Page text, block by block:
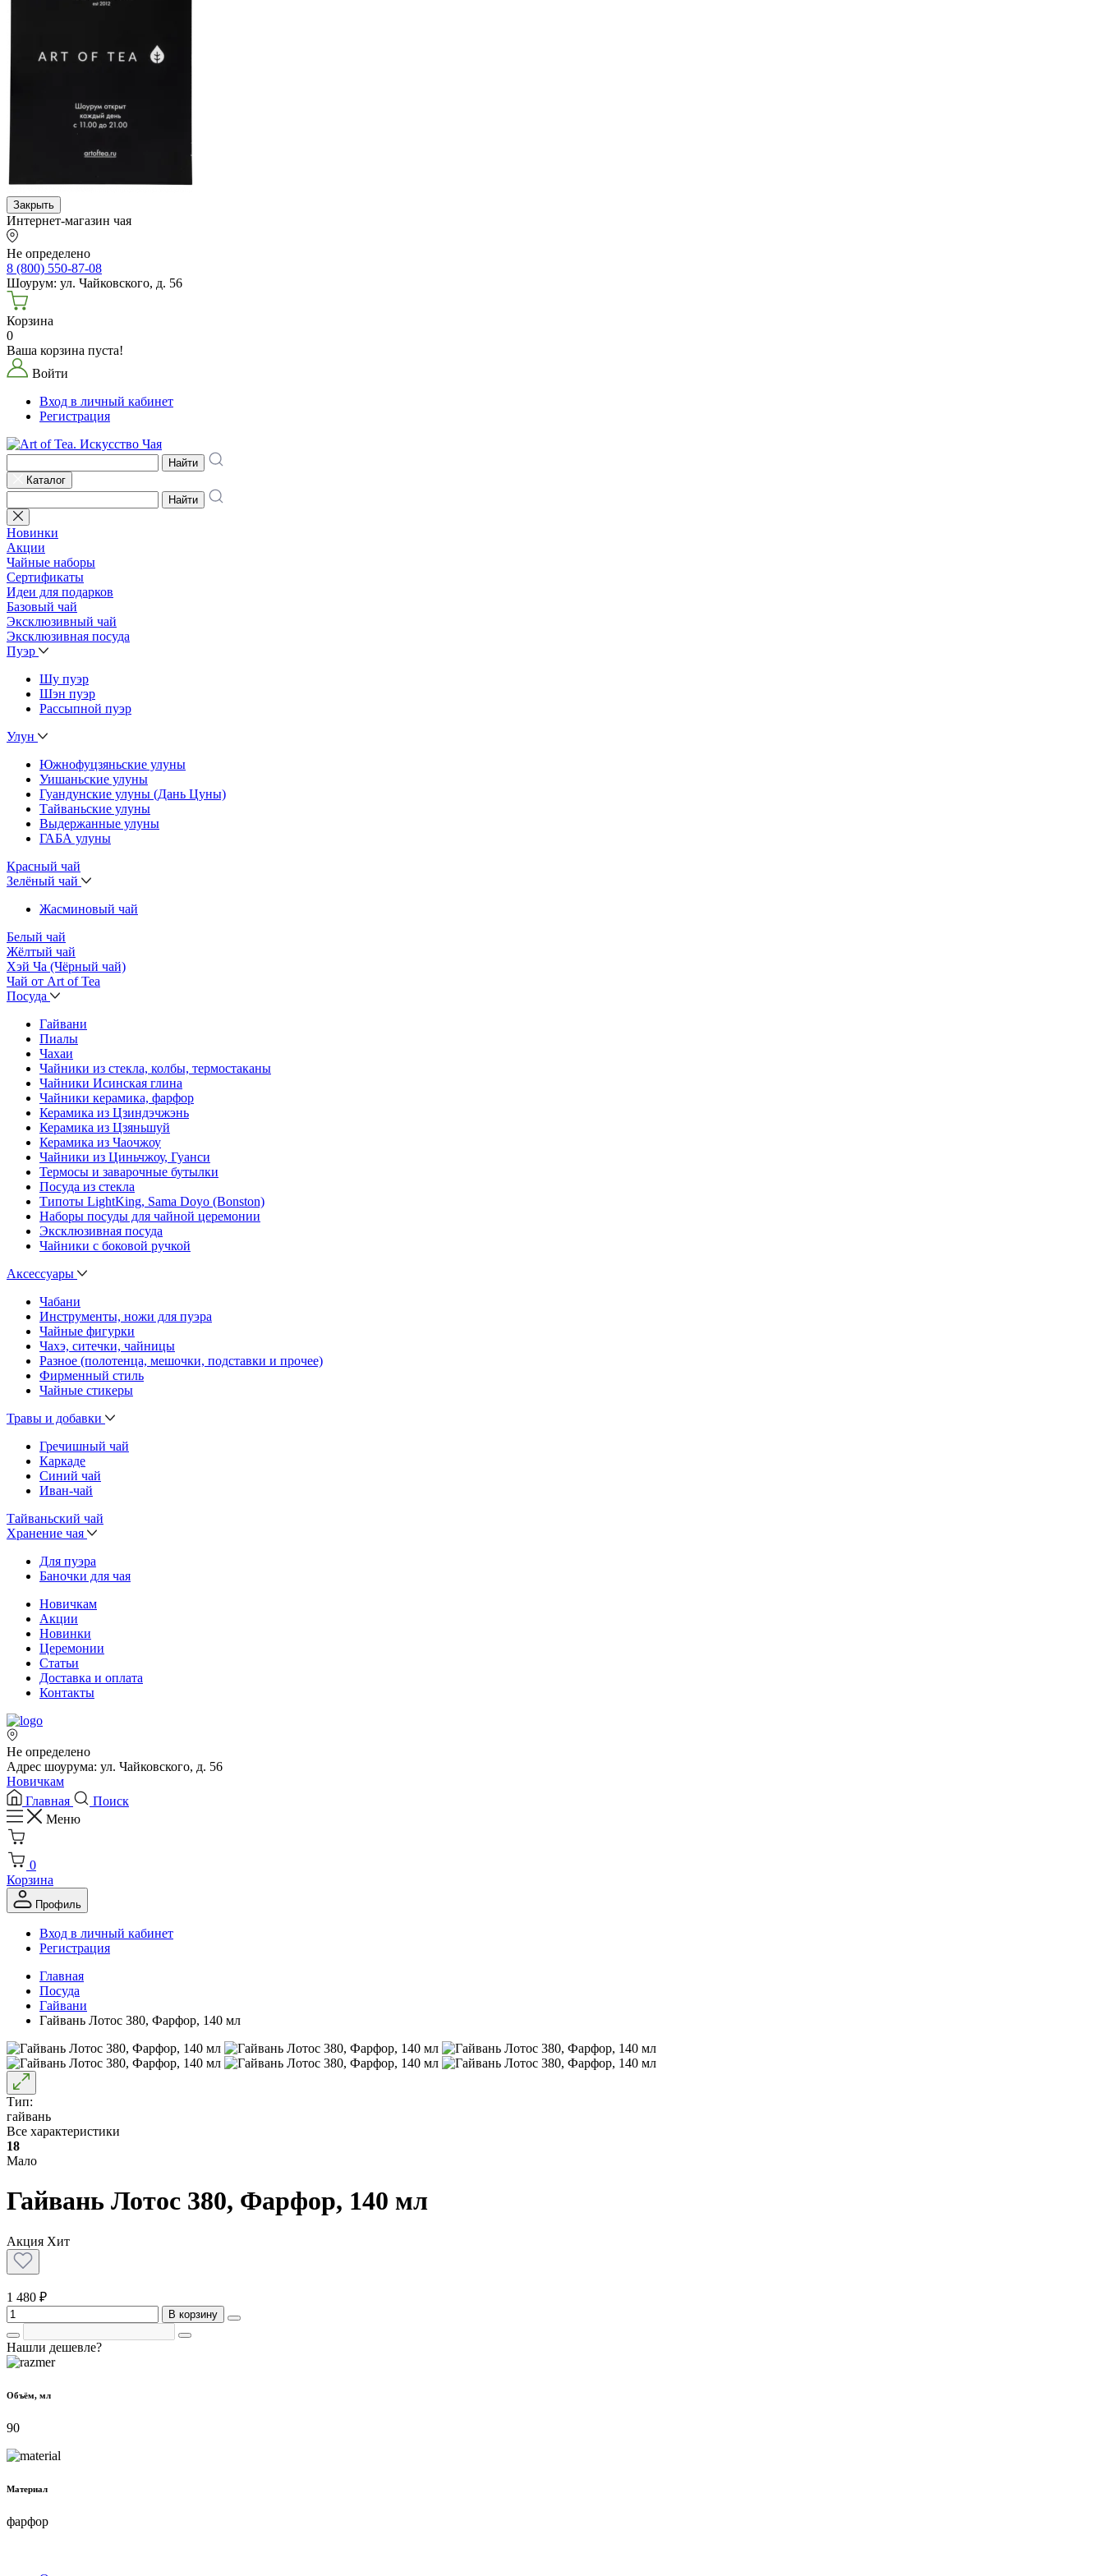
Закрыть
Интернет-магазин чая
Не определено
8 (800) 550-87-08
Шоурум: ул. Чайковского, д. 56
Корзина
0
Ваша корзина пуста!
Войти
Вход в личный кабинет
Регистрация
Найти
Каталог
Найти
Новинки
Акции
Чайные наборы
Сертификаты
Идеи для подарков
Базовый чай
Эксклюзивный чай
Эксклюзивная посуда
Пуэр
Шу пуэр
Шэн пуэр
Рассыпной пуэр
Улун
Южнофуцзяньские улуны
Уишаньские улуны
Гуандунские улуны (Дань Цуны)
Тайваньские улуны
Выдержанные улуны
ГАБА улуны
Красный чай
Зелёный чай
Жасминовый чай
Белый чай
Жёлтый чай
Хэй Ча (Чёрный чай)
Чай от Art of Tea
Посуда
Гайвани
Пиалы
Чахаи
Чайники из стекла, колбы, термостаканы
Чайники Исинская глина
Чайники керамика, фарфор
Керамика из Цзиндэчжэнь
Керамика из Цзяньшуй
Керамика из Чаочжоу
Чайники из Циньчжоу, Гуанси
Термосы и заварочные бутылки
Посуда из стекла
Типоты LightKing, Sama Doyo (Bonston)
Наборы посуды для чайной церемонии
Эксклюзивная посуда
Чайники с боковой ручкой
Аксессуары
Чабани
Инструменты, ножи для пуэра
Чайные фигурки
Чахэ, ситечки, чайницы
Разное (полотенца, мешочки, подставки и прочее)
Фирменный стиль
Чайные стикеры
Травы и добавки
Гречишный чай
Каркаде
Синий чай
Иван-чай
Тайваньский чай
Хранение чая
Для пуэра
Баночки для чая
Новичкам
Акции
Новинки
Церемонии
Статьи
Доставка и оплата
Контакты
Не определено
Адрес шоурума: ул. Чайковского, д. 56
Новичкам
Главная
Поиск
Меню
0
Корзина
Профиль
Вход в личный кабинет
Регистрация
Главная
Посуда
Гайвани
Гайвань Лотос 380, Фарфор, 140 мл
Тип:
гайвань
Все характеристики
18
Мало
Гайвань Лотос 380, Фарфор, 140 мл
Акция Хит
1 480 ₽
В корзину
Нашли дешевле?
Объём, мл
90
Материал
фарфор